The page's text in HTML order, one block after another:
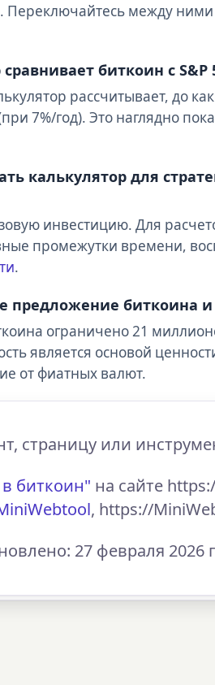
между ними
биткоин с S&P
рассчитывает, до
7%/год). Это наглядно
калькулятор для
инвестицию. Для
промежутки времени,
.
предложение биткоина
ограничено 21
является основой
от фиатных валют.
страницу или
биткоин" на сайте
, https://
27 февраля 2026